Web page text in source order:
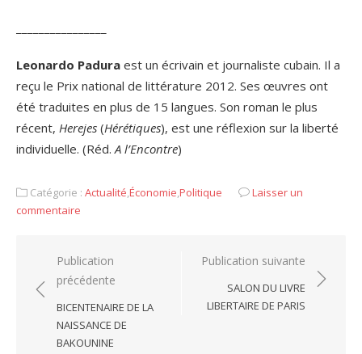
Leonardo Padura est un écrivain et journaliste cubain. Il a
reçu le Prix national de littérature 2012. Ses œuvres ont
été traduites en plus de 15 langues. Son roman le plus
récent, Herejes (Hérétiques), est une réflexion sur la liberté
individuelle. (Réd.A l’Encontre)
Catégorie : Actualité,Économie,Politique
Laisser un
commentaire
Navigation
de
l’article
Publication
précédente
BICENTENAIRE DE LA
NAISSANCE DE
BAKOUNINE
Publication suivante
SALON DU LIVRE
LIBERTAIRE DE PARIS